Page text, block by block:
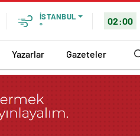
İSTANBUL
°
02:00
Yazarlar Gazeteler